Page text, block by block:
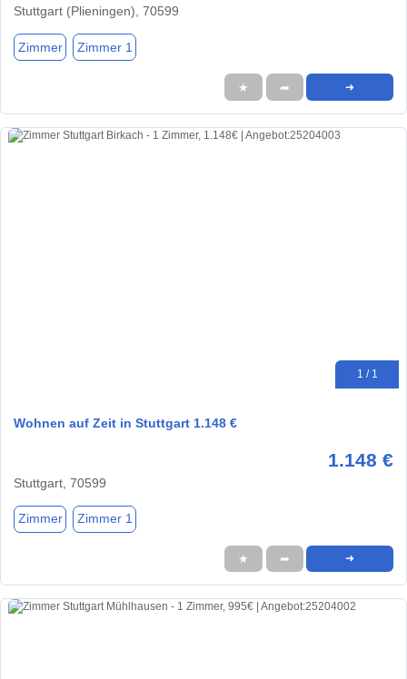
Stuttgart (Plieningen), 70599
Zimmer Zimmer 1
★ ➦ ➜
1 / 1
Wohnen auf Zeit in Stuttgart 1.148 €
1.148 €
Stuttgart, 70599
Zimmer Zimmer 1
★ ➦ ➜